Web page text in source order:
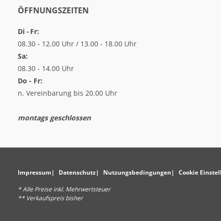
ÖFFNUNGSZEITEN
Di - Fr:
08.30 - 12.00 Uhr / 13.00 - 18.00 Uhr
Sa:
08.30 - 14.00 Uhr
Do - Fr:
n. Vereinbarung bis 20.00 Uhr
montags geschlossen
Impressum Datenschutz Nutzungsbedingungen
Cookie
* Alle Preise inkl. Mehrwertsteuer
** Verkaufspreis bisher